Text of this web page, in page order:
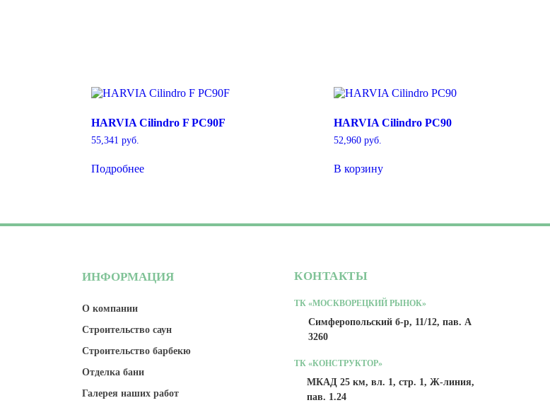
HARVIA Cilindro F PC90F
55,341 руб.
Подробнее
HARVIA Cilindro PC90
52,960руб.
В корзину
ИНФОРМАЦИЯ
О компании
Строительство саун
Строительство барбекю
Отделка бани
Галерея наших работ
КОНТАКТЫ
ТК «МОСКВОРЕЦКИЙ РЫНОК»
Симферопольский б-р, 11/12, пав. А
3260
ТК «КОНСТРУКТОР»
МКАД 25 км, вл. 1, стр. 1, Ж-линия,
пав. 1.24